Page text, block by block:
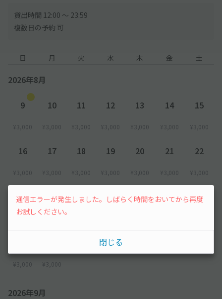
※アキッパへ登録の車種と、実際にご利用の車種が異なる場合、
ご入庫をお断りする可能性あり
いします。
【ご利用時間について】
●システム上、利用可能時間が【12:00～23:59】となっておりま
すが、翌12:00まで駐車していただけます。
認の上、入出庫をお願いいたします。
途、超過料金・宿泊料金をお支払いください。
【入庫方法について】
●到着後、現地スタッフへアキッパで予約している旨を伝え、予
き場合、現地にて別途お支払が発生します。
貸出時間 12:00 〜 23:59
複数日の予約 可
日 月 火 水 木 金 土
2026年8月
9
¥3,000
10
¥3,000
11
¥3,000
12
¥3,000
13
¥3,000
14
¥3,000
15
¥3,000
16
¥3,000
17
¥3,000
18
¥3,000
19
¥3,000
20
¥3,000
21
¥3,000
22
¥3,000
23 24 25 26 27 28 29
¥3,000 ¥3,000
2026年9月
通信エラーが発生しました。しばらく時間をおいてから再度
お試しください。
閉じる